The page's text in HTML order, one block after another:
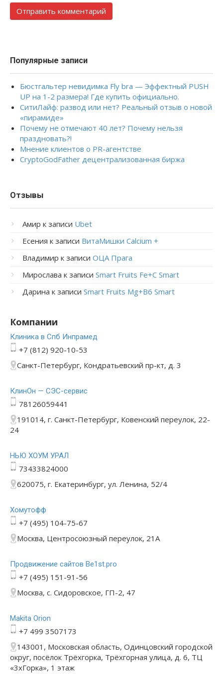
Популярные записи
Бюстгальтер невидимка Fly bra — Эффектный PUSH
UP на 1-2 размера! Где купить официально.
СитиЛайф: развод или нет? Реальный отзыв о новой
«пирамиде»
Почему не отмечают 40 лет? Почему нельзя
праздновать?!
Мнение клиентов о PR-агентстве
CryptoGodFather децентрализованная биржа
Отзывы
Амир к записи Ubet
Есения к записи ВитаМишки Calcium +
Владимир к записи ОЦА Прага
Мирослава к записи Smart Fruits Fe+C Smart
Дарина к записи Smart Fruits Mg+B6 Smart
Компании
Клиника в Спб Инпрамед
+7 (812) 920-10-53
Санкт-Петербург, Кондратьевский пр-кт, д. 3
КлинОн — СЭС-сервис
78126059441
191014, г. Санкт-Петербург, Ковенский переулок, 22-
24
НЬЮ ХОУМ УРАЛ
73433824000
620075, г. Екатеринбург, ул. Ленина, 52/4
Хомутофф
+7 (495) 104-75-67
Москва, Центросоюзный переулок, 21А
Продвижение сайтов Be1st.pro
+7 (495) 151-91-56
Москва, с. Сидоровское, ГП-2, 47
Makita Orion
+7 499 3507173
143001, Московская область, Одинцовский городской
округ, посёлок Трёхгорка, Трёхгорная улица, д. 6, ТЦ
«3хГорка», 1 этаж